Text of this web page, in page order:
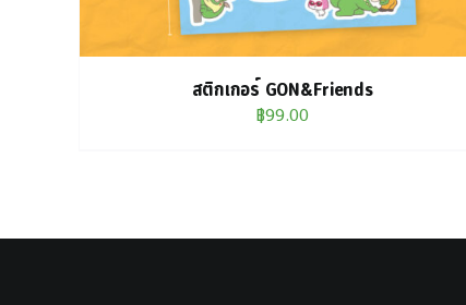
สติกเกอร์ GON&Friends
฿99.00